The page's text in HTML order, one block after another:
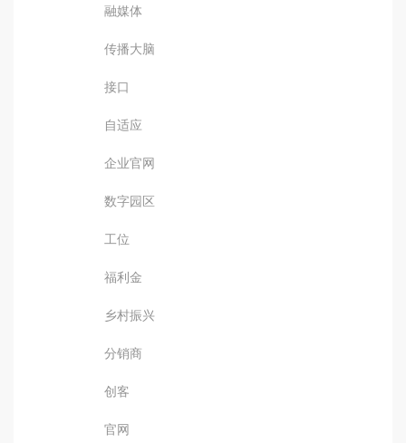
融媒体
传播大脑
接口
自适应
企业官网
数字园区
工位
福利金
乡村振兴
分销商
创客
官网